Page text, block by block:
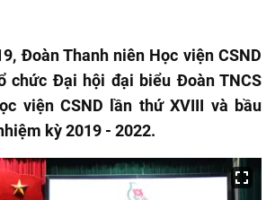
Đoàn Thanh niên Học viện CSND
chức Đại hội đại biểu Đoàn TNCS
viện CSND lần thứ XVIII và bầu
kỳ 2019 - 2022.